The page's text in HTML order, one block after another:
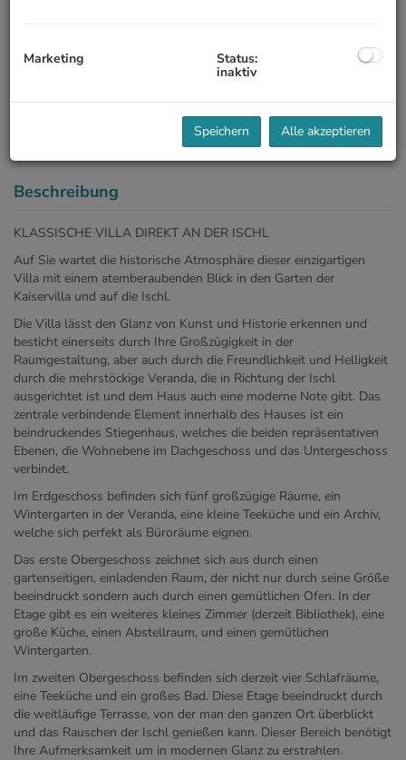
Beschreibung
KLASSISCHE VILLA DIREKT AN DER ISCHL
Auf Sie wartet die historische Atmosphäre dieser einzigartigen
Villa mit einem atemberaubenden Blick in den Garten der
Kaiservilla und auf die Ischl.
Die Villa lässt den Glanz von Kunst und Historie erkennen und
besticht einerseits durch Ihre Großzügigkeit in der
Raumgestaltung, aber auch durch die Freundlichkeit und Helligkeit
durch die mehrstöckige Veranda, die in Richtung der Ischl
ausgerichtet ist und dem Haus auch eine moderne Note gibt. Das
zentrale verbindende Element innerhalb des Hauses ist ein
beindruckendes Stiegenhaus, welches die beiden repräsentativen
Ebenen, die Wohnebene im Dachgeschoss und das Untergeschoss
verbindet.
Im Erdgeschoss befinden sich fünf großzügige Räume, ein
Wintergarten in der Veranda, eine kleine Teeküche und ein Archiv,
welche sich perfekt als Büroräume eignen.
Das erste Obergeschoss zeichnet sich aus durch einen
gartenseitigen, einladenden Raum, der nicht nur durch seine Größe
beeindruckt sondern auch durch einen gemütlichen Ofen. In der
Etage gibt es ein weiteres kleines Zimmer (derzeit Bibliothek), eine
große Küche, einen Abstellraum, und einen gemütlichen
Wintergarten.
Im zweiten Obergeschoss befinden sich derzeit vier Schlafräume,
eine Teeküche und ein großes Bad. Diese Etage beeindruckt durch
die weitläufige Terrasse, von der man den ganzen Ort überblickt
und das Rauschen der Ischl genießen kann. Dieser Bereich benötigt
Ihre Aufmerksamkeit um in modernen Glanz zu erstrahlen.
Marketing Status:
inaktiv
Speichern Alle akzeptieren